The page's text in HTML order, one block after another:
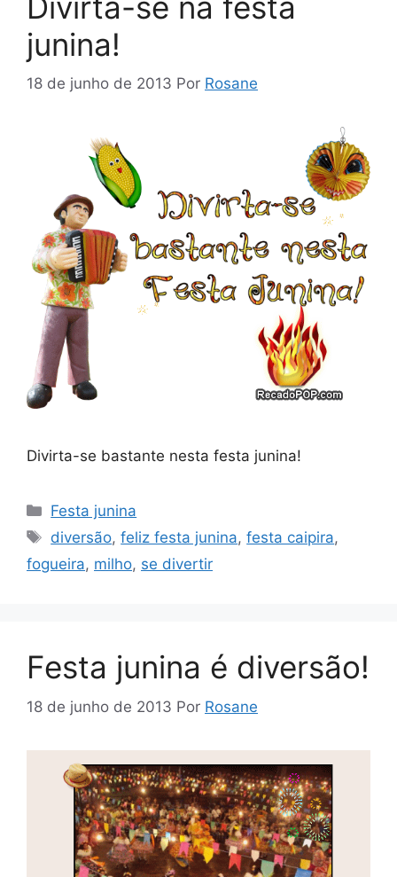
junina!
18 de junho de 2013 Por Rosane
Divirta-se bastante nesta festa junina!
Categorias
Festa junina
Tags
diversão,feliz festa junina,festa caipira,
fogueira, milho, se divertir
Festa junina é diversão!
18 de junho de 2013 Por Rosane